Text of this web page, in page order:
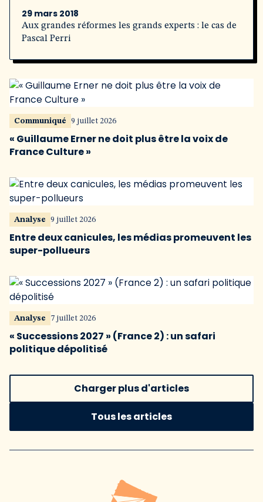
29 mars 2018
Aux grandes réformes les grands experts : le cas de
Pascal Perri
Communiqué 9 juillet 2026
« Guillaume Erner ne doit plus être la voix de
France Culture »
Analyse 9 juillet 2026
Entre deux canicules, les médias promeuvent les
super-pollueurs
Analyse 7 juillet 2026
« Successions 2027 » (France 2) : un safari
politique dépolitisé
Charger plus d'articles
Tous les articles